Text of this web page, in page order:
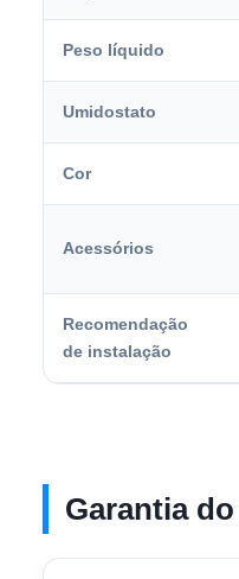
Peso líquido
Umidostato
Cor
Acessórios
Recomendação
de instalação
Garantia